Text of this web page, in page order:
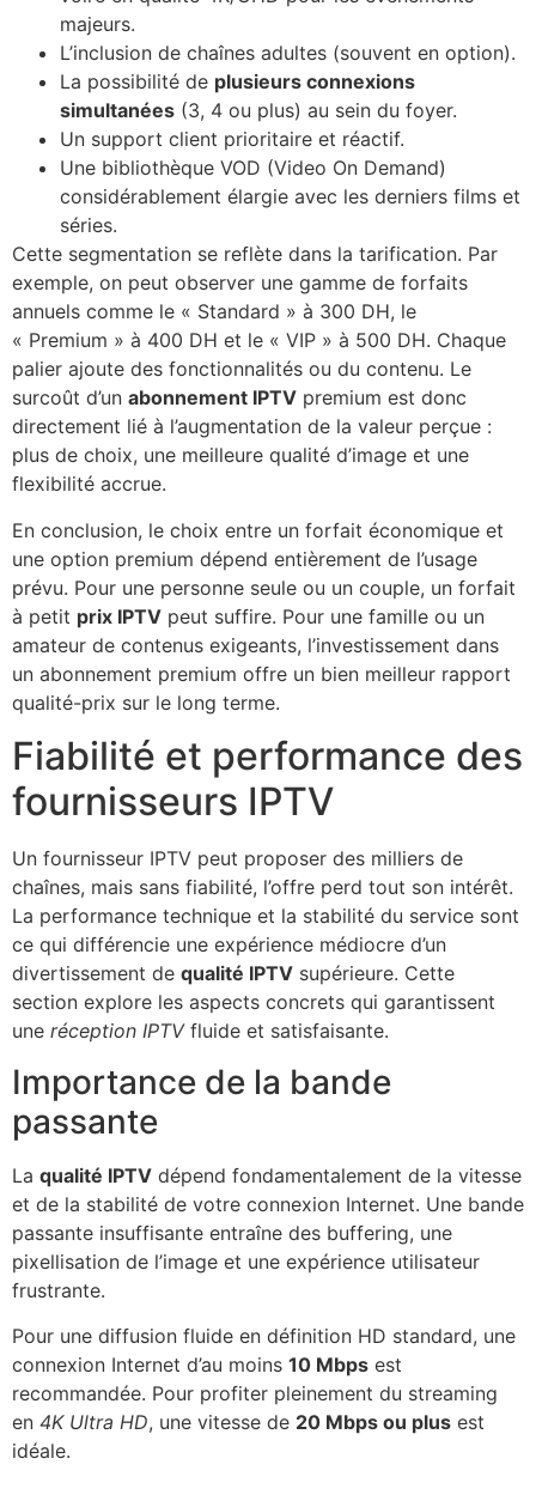
majeurs.
L’inclusion de chaînes adultes (souvent en option).
La possibilité de plusieurs connexions
simultanées (3, 4 ou plus) au sein du foyer.
Un support client prioritaire et réactif.
Une bibliothèque VOD (Video On Demand)
considérablement élargie avec les derniers films et
séries.
Cette segmentation se reflète dans la tarification. Par
exemple, on peut observer une gamme de forfaits
annuels comme le « Standard » à 300 DH, le
« Premium » à 400 DH et le « VIP » à 500 DH. Chaque
palier ajoute des fonctionnalités ou du contenu. Le
surcoût d’un abonnement IPTV premium est donc
directement lié à l’augmentation de la valeur perçue :
plus de choix, une meilleure qualité d’image et une
flexibilité accrue.
En conclusion, le choix entre un forfait économique et
une option premium dépend entièrement de l’usage
prévu. Pour une personne seule ou un couple, un forfait
à petit prix IPTV peut suffire. Pour une famille ou un
amateur de contenus exigeants, l’investissement dans
un abonnement premium offre un bien meilleur rapport
qualité-prix sur le long terme.
Fiabilité et performance des
fournisseurs IPTV
Un fournisseur IPTV peut proposer des milliers de
chaînes, mais sans fiabilité, l’offre perd tout son intérêt.
La performance technique et la stabilité du service sont
ce qui différencie une expérience médiocre d’un
divertissement de qualité IPTV supérieure. Cette
section explore les aspects concrets qui garantissent
une réception IPTVfluide et satisfaisante.
Importance de la bande
passante
La qualité IPTV dépend fondamentalement de la vitesse
et de la stabilité de votre connexion Internet. Une bande
passante insuffisante entraîne des buffering, une
pixellisation de l’image et une expérience utilisateur
frustrante.
Pour une diffusion fluide en définition HD standard, une
connexion Internet d’au moins 10 Mbps est
recommandée. Pour profiter pleinement du streaming
en 4K Ultra HD, une vitesse de 20 Mbps ou plus est
idéale.